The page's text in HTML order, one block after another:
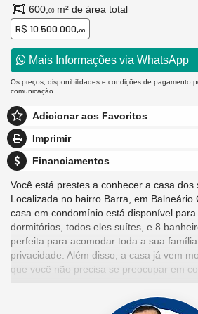
600, 00 m² de área total
R$ 10.500.000,00
Mais Informações via WhatsApp
Os preços, disponibilidades e condições de pagamento
comunicação.
Adicionar aos Favoritos
Imprimir
Financiamentos
Você está prestes a conhecer a casa dos
Localizada no bairro Barra, em Balneário
casa em condomínio está disponível
dormitórios, todos eles suítes, e 8
perfeita para acomodar toda a sua
privacidade. Além disso, a casa já vem
que você não precisa se preocupar em
Com uma área total de 600,00 m² e uma
m², esta casa foi construída com o mais